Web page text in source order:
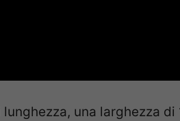
una larghezza di